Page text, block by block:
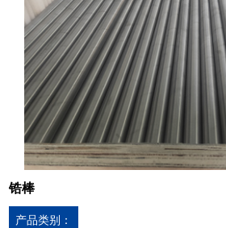
锆棒
产品类别：